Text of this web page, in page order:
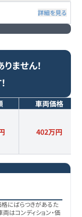
詳細を見る
ません！
車両価格
402万円
にばらつきがあるた
はコンディション・価